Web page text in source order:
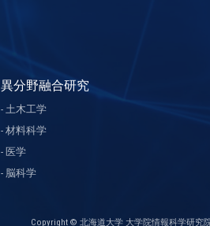
異分野融合研究
土木工学
材料科学
医学
脳科学
Copyright © 北海道大学 大学院情報科学研究